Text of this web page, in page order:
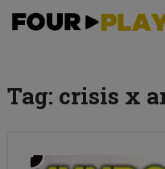
Tag: crisis x